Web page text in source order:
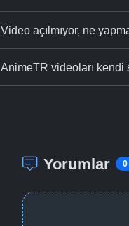
Video açılmıyor, ne
AnimeTR videoları kendi
Yorumlar 0